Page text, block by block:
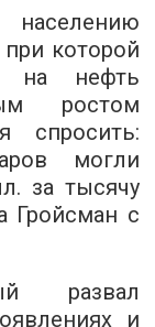
при которой
на нефть
ростом
спросить:
могли
за тысячу
Гройсман с
развал
и